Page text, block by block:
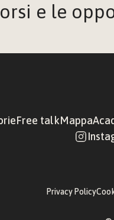
e le
Free talkMappa
Privacy Policy